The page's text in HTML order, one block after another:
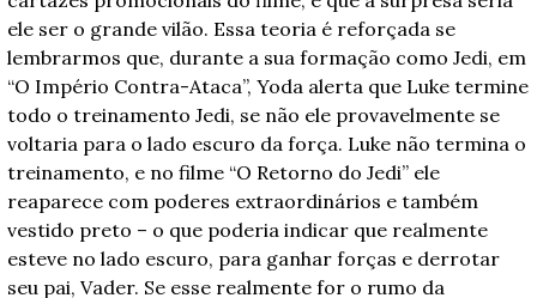
ele ser o grande vilão. Essa teoria é reforçada se
lembrarmos que, durante a sua formação como Jedi, em
“O Império Contra-Ataca”, Yoda alerta que Luke termine
todo o treinamento Jedi, se não ele provavelmente se
voltaria para o lado escuro da força. Luke não termina o
treinamento, e no filme “O Retorno do Jedi” ele
reaparece com poderes extraordinários e também
vestido preto – o que poderia indicar que realmente
esteve no lado escuro, para ganhar forças e derrotar
seu pai, Vader. Se esse realmente for o rumo da